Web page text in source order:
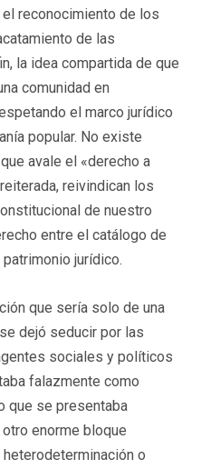
reconocimiento de los
de las
la idea compartida de que
comunidad en
el marco jurídico
popular. No existe
avale el «derecho a
reivindican los
de nuestro
entre el catálogo de
jurídico.
que sería solo de una
dejó seducir por las
sociales y políticos
falazmente como
que se presentaba
enorme bloque
o